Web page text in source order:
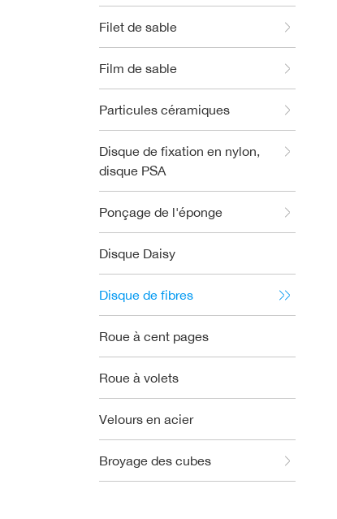
Filet de sable
Film de sable
Particules céramiques
Disque de fixation en nylon,
disque PSA
Ponçage de l'éponge
Disque Daisy
Disque de fibres
Roue à cent pages
Roue à volets
Velours en acier
Broyage des cubes